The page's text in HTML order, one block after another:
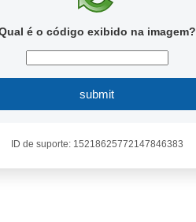
é o código exibido na imagem?
submit
ID de suporte: 15218625772147846383